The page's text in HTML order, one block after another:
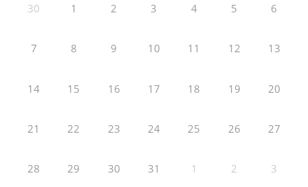
30 1 2 3 4 5 6
7 8 9 10 11 12 13
14 15 16 17 18 19 20
21 22 23 24 25 26 27
28 29 30 31 1 2 3